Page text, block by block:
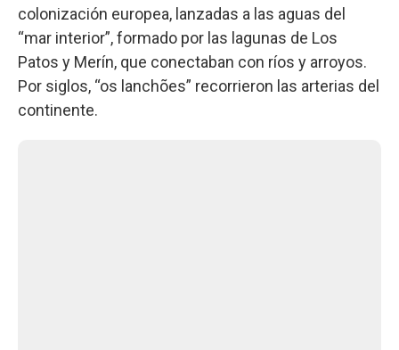
colonización europea, lanzadas a las aguas del
“mar interior”, formado por las lagunas de Los
Patos y Merín, que conectaban con ríos y arroyos.
Por siglos, “os lanchões” recorrieron las arterias del
continente.